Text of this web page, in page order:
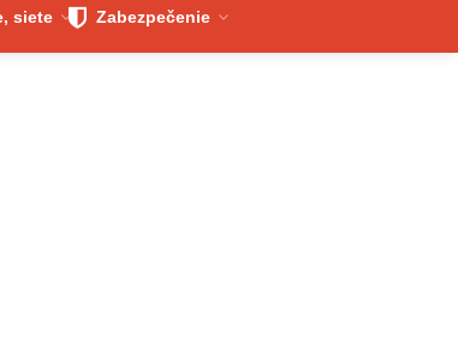
siete Zabezpečenie